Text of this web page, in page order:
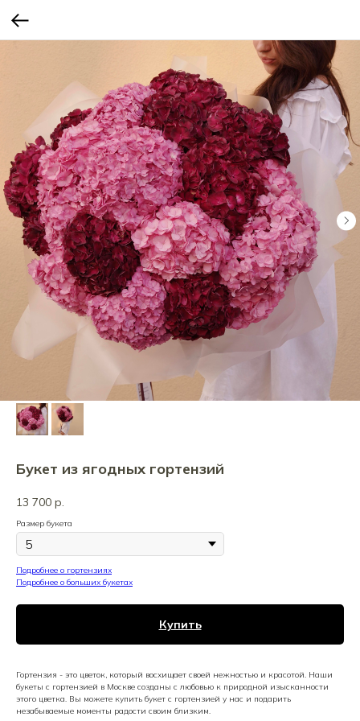
Букет из ягодных гортензий
13 700 р.
Размер букета
Подробнее о гортензиях
Подробнее о больших букетах
Купить
Гортензия - это цветок, который восхищает своей нежностью и красотой. Наши
букеты с гортензией в Москве созданы с любовью к природной изысканности
этого цветка. Вы можете купить букет с гортензией у нас и подарить
незабываемые моменты радости своим близким.